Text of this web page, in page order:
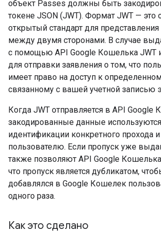
объект Passes должны быть
токене JSON (JWT). Формат JWT — это
открытый стандарт для представления
между двумя сторонами. В случае
с помощью API Google Кошелька JWT
для отправки заявления о том, что
имеет право на доступ к
связанному с вашей учетной записью
Когда JWT отправляется в API Google
закодированные данные
идентификации конкретного прохода
пользователю. Если пропуск уже
также позволяют API Google
что пропуск является дубликатом,
добавлялся в Google Кошелек
одного раза.
Как это сделано